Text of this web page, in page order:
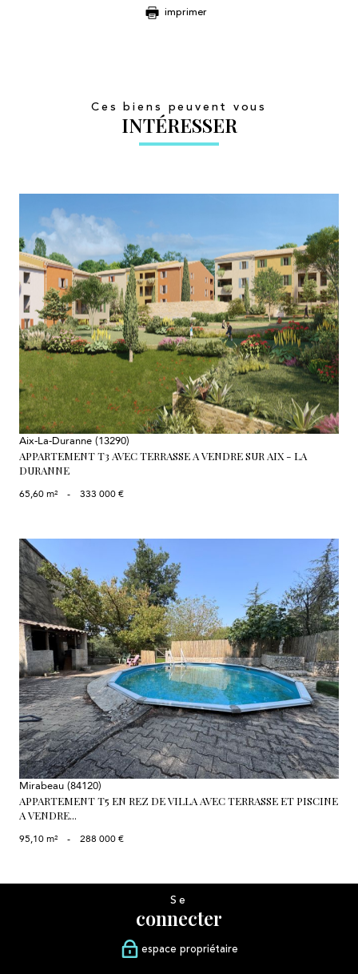
imprimer
Ces biens peuvent vous
INTÉRESSER
voir le bien
Aix-La-Duranne (13290)
APPARTEMENT T3 AVEC TERRASSE A VENDRE SUR AIX - LA
DURANNE
65,60 m² - 333 000 €
voir le bien
Mirabeau (84120)
APPARTEMENT T5 EN REZ DE VILLA AVEC TERRASSE ET PISCINE
A VENDRE...
95,10 m² - 288 000 €
Se
connecter
espace propriétaire